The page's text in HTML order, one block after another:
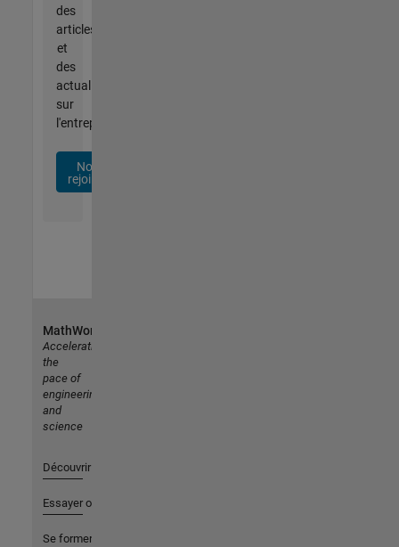
des
articles
et
des
actualités
sur
l'entreprise.
Nous
rejoindre
MathWorks
Accelerating
the
pace of
engineering
and
science
Découvrir les produits
Essayer ou acheter
Se former